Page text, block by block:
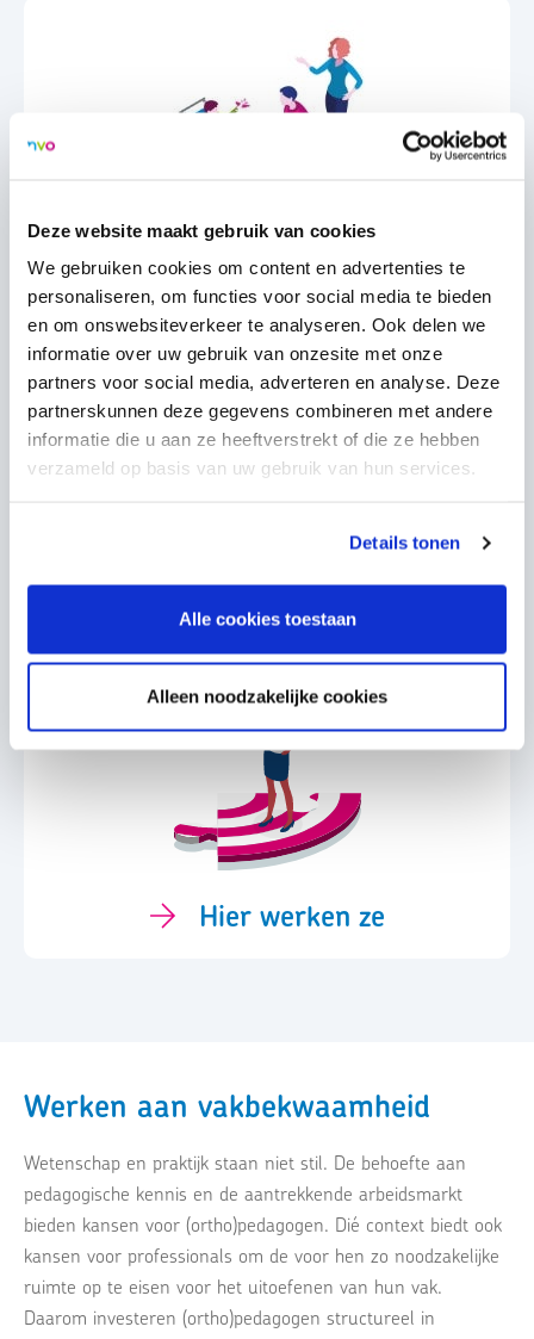
Deze website maakt gebruik van cookies
We gebruiken cookies om content en advertenties te
personaliseren, om functies voor social media te bieden
en om onswebsiteverkeer te analyseren. Ook delen we
informatie over uw gebruik van onzesite met onze
partners voor social media, adverteren en analyse. Deze
partnerskunnen deze gegevens combineren met andere
informatie die u aan ze heeftverstrekt of die ze hebben
verzameld op basis van uw gebruik van hun services.
Details tonen
Alle cookies toestaan
Alleen noodzakelijke cookies
Gehandicaptenzorg
Ouderenzorg
Hier werken ze
Werken aan vakbekwaamheid
Wetenschap en praktijk staan niet stil. De behoefte aan
pedagogische kennis en de aantrekkende arbeidsmarkt
bieden kansen voor (ortho)pedagogen. Dié context biedt ook
kansen voor professionals om de voor hen zo noodzakelijke
ruimte op te eisen voor het uitoefenen van hun vak.
Daarom investeren (ortho)pedagogen structureel in